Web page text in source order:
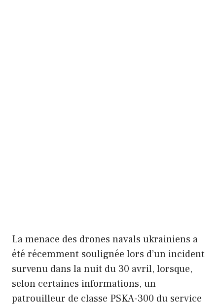
La menace des drones navals ukrainiens a
été récemment soulignée lors d’un incident
survenu dans la nuit du 30 avril, lorsque,
selon certaines informations, un
patrouilleur de classe PSKA-300 du service